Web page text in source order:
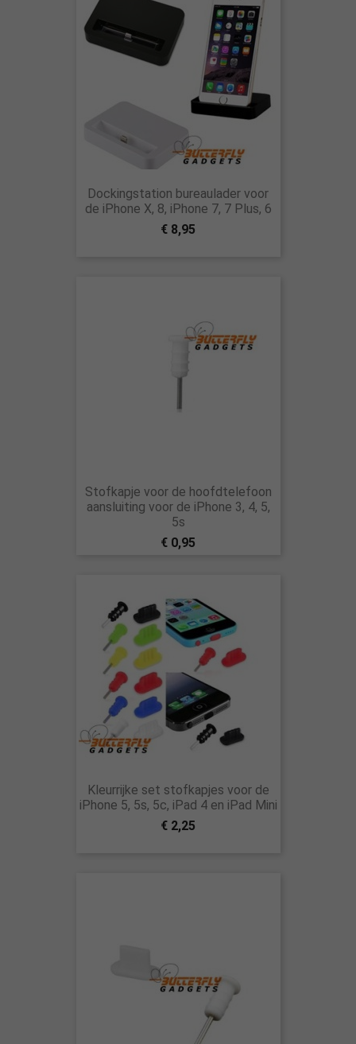
Dockingstation bureaulader voor
de iPhone X, 8, iPhone 7, 7 Plus, 6
€ 8,95
Stofkapje voor de hoofdtelefoon
aansluiting voor de iPhone 3, 4, 5,
5s
€ 0,95
Kleurrijke set stofkapjes voor de
iPhone 5, 5s, 5c, iPad 4 en iPad Mini
€ 2,25